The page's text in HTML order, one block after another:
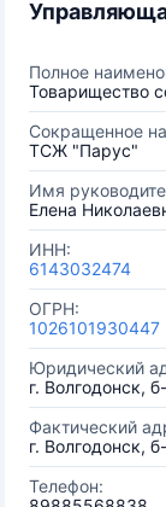
Полное
Товарищество
Сокращенное
ТСЖ "Парус"
Имя
Елена
ИНН:
6143032474
ОГРН:
1026101930447
Юридический
г. Волгодонск,
Фактический
г. Волгодонск,
Телефон: